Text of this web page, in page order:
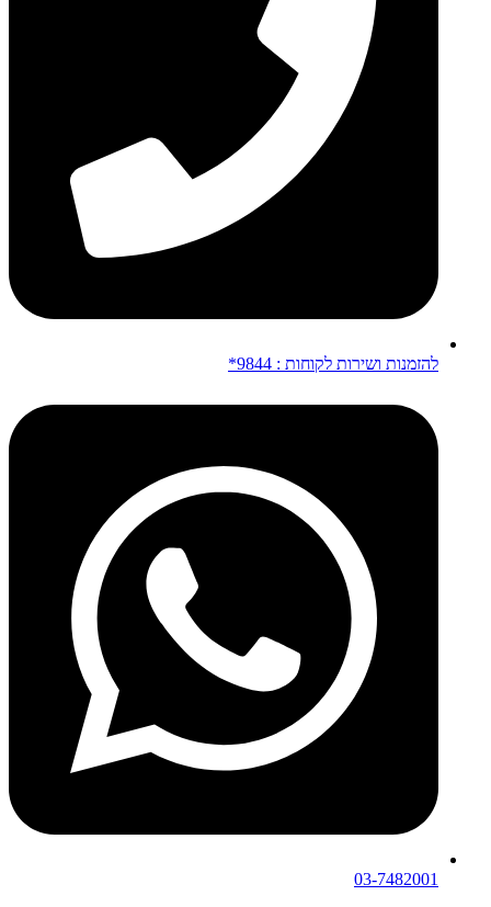
להזמנות ושירות לקוחות : 9844*
03-7482001